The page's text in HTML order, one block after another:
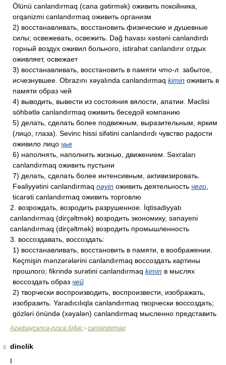
Ölünü canlandırmaq (cana gətirmək) оживить покойника,
orqanizmi canlandırmaq оживить организм
2) восстанавливать, восстановить физические и душевные
силы; освежевать, освежить. Dağ havası xəstəni canlandırdı
горный воздух оживил больного, istirahət canlandırır отдых
оживляет, освежает
3) восстанавливать, восстановить в памяти что-л. забытое,
исчезнувшее. Obrazını xəyalında canlandırmaq kimin оживить в
памяти образ чей
4) выводить, вывести из состояния вялости, апатии. Məclisi
söhbətlə canlandırmaq оживить беседой компанию
5) делать, сделать более подвижным, выразительным, ярким
(лицо, глаза). Sevinc hissi sifətini canlandırdı чувство радости
оживило лицо чье
6) наполнять, наполнить жизнью, движением. Səxraları
canlandırmaq оживить пустыни
7) делать, сделать более интенсивным, активизировать.
Fəaliyyətini canlandırmaq nəyin оживить деятельность чего
ticarəti canlandırmaq оживить торговлю
2. возрождать, возродить разрушенное. İqtisadiyyatı
canlandırmaq (dirçəltmək) возродить экономику, sənayeni
canlandırmaq (dirçəltmək) возродить промышленность
3. воссоздавать, воссоздать:
1) восстанавливать, восстановить в памяти, в воображении.
Keçmişin mənzərələrini canlandırmaq воссоздать картины
прошлого; fikrində surətini canlandırmaq kimin в мыслях
воссоздать образ чей
2) творчески воспроизводить, воспроизвести, изображать,
изобразить. Yaradıcılıqla canlandırmaq творчески воссоздать;
gözləri önündə (xəyalən) canlandırmaq мысленно представить
Azərbaycanca-rusca lüğət> canlandırmaq
8
dinclik
I